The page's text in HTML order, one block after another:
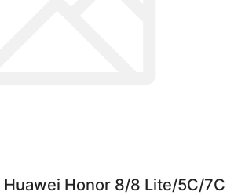
Huawei Honor 8/8 Lite/5С/7C